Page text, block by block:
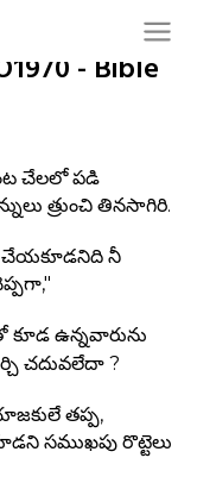
- Bible
చేలలో పడి
త్రుంచి తినసాగిరి.
చేయకూడనిది నీ
ఉన్నవారును
చదువలేదా ?
తప్ప,
సముఖపు రొట్టెలు